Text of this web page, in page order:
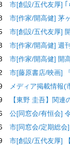
市[創設/五代友厚]
市[作家/開高健] 茅
市[創設/五代友厚]
市[作家/開高健] 週
市[作家/開高健] 開
市[藤原書店/映画]
メディア掲載情報
【東野 圭吾】関
公[同窓会/有恒会]
市[同窓会/定期総
市[創設/五代友厚]